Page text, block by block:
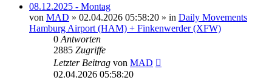
08.12.2025 - Montag
von MAD » 02.04.2026 05:58:20 » in Daily Movements
Hamburg Airport (HAM) + Finkenwerder (XFW)
0 Antworten
2885 Zugriffe
Letzter Beitrag von MAD
02.04.2026 05:58:20